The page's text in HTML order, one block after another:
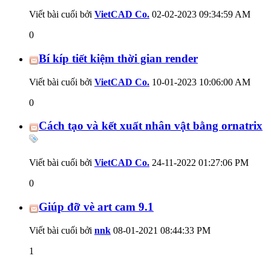
Viết bài cuối bởi VietCAD Co. 02-02-2023 09:34:59 AM
0
Bí kíp tiết kiệm thời gian render
Viết bài cuối bởi VietCAD Co. 10-01-2023 10:06:00 AM
0
Cách tạo và kết xuất nhân vật bằng ornatrix
Viết bài cuối bởi VietCAD Co. 24-11-2022 01:27:06 PM
0
Giúp đỡ vè art cam 9.1
Viết bài cuối bởi nnk 08-01-2021 08:44:33 PM
1